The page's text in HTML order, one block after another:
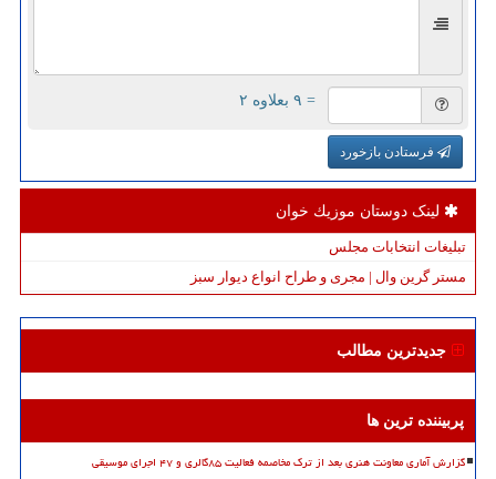
= ۹ بعلاوه ۲
فرستادن بازخورد
لینک دوستان موزیك خوان
تبلیغات انتخابات مجلس
مستر گرین وال | مجری و طراح انواع دیوار سبز
جدیدترین مطالب
پربیننده ترین ها
گزارش آماری معاونت هنری بعد از ترک مخاصمه فعالیت ۸۵گالری و ۴۷ اجرای موسیقی